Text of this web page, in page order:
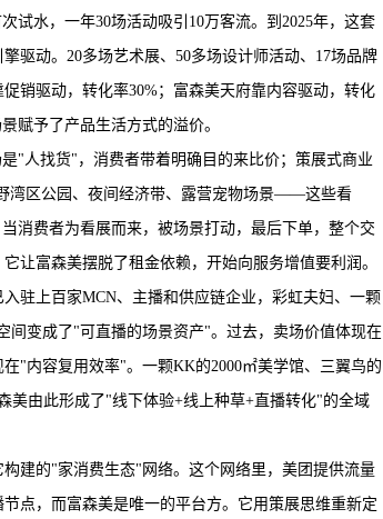
试水，一年30场活动吸引10万客流。到2025年，这套
驱动。20多场艺术展、50多场设计师活动、17场品牌
销驱动，转化率30%；富森美天府靠内容驱动，转化
赋予了产品生活方式的溢价。
"人找货"，消费者带着明确目的来比价；策展式商业
湾区公园、夜间经济带、露营宠物场景——这些看
消费者为看展而来，被场景打动，最后下单，整个交
让富森美摆脱了租金依赖，开始向服务增值要利润。
驻上百家MCN、主播和供应链企业，彩虹夫妇、一颗
间变成了"可直播的场景资产"。过去，卖场价值体现在
"内容复用效率"。一颗KK的2000㎡美学馆、三翼鸟的
由此形成了"线下体验+线上种草+直播转化"的全域
建的"家消费生态"网络。这个网络里，美团提供流量
点，而富森美是唯一的平台方。它用策展思维重新定